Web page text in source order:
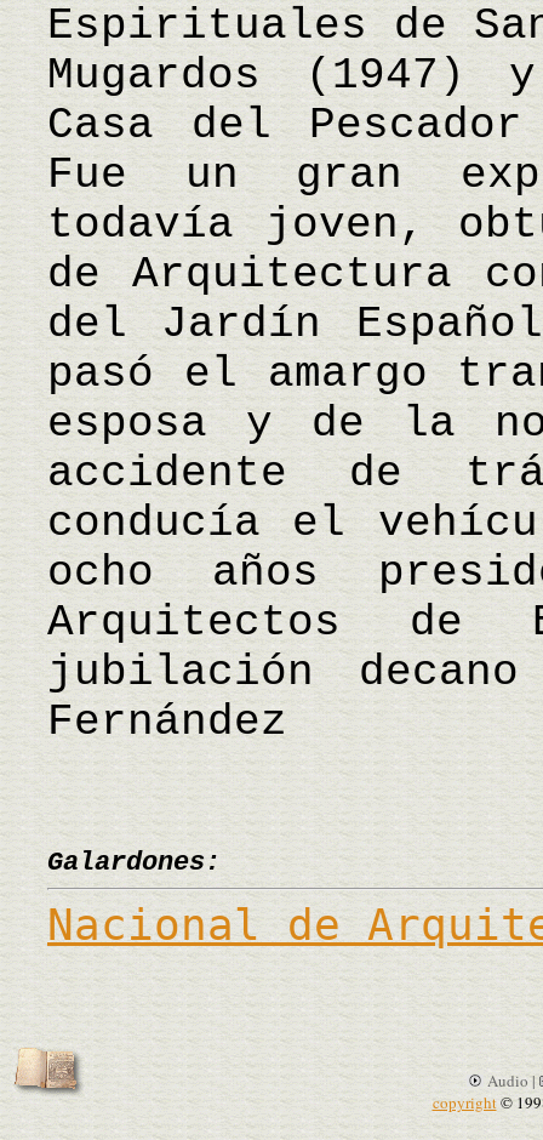
Espirituales de
Mugardos
Casa del
Fue un gran
todavía joven,
de Arquitectura
del Jardín
pasó el amargo
esposa y de la
accidente de
conducía el
ocho años
Arquitectos de
jubilación
Fernández
Galardones:
Nacional de
Audio |
copyright©